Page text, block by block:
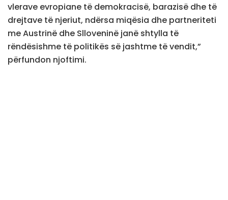
vlerave evropiane të demokracisë, barazisë dhe të
drejtave të njeriut, ndërsa miqësia dhe partneriteti
me Austrinë dhe Slloveninë janë shtylla të
rëndësishme të politikës së jashtme të vendit,”
përfundon njoftimi.